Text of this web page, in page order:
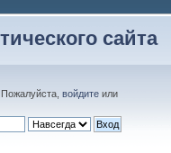
сайта
. Пожалуйста, войдите или